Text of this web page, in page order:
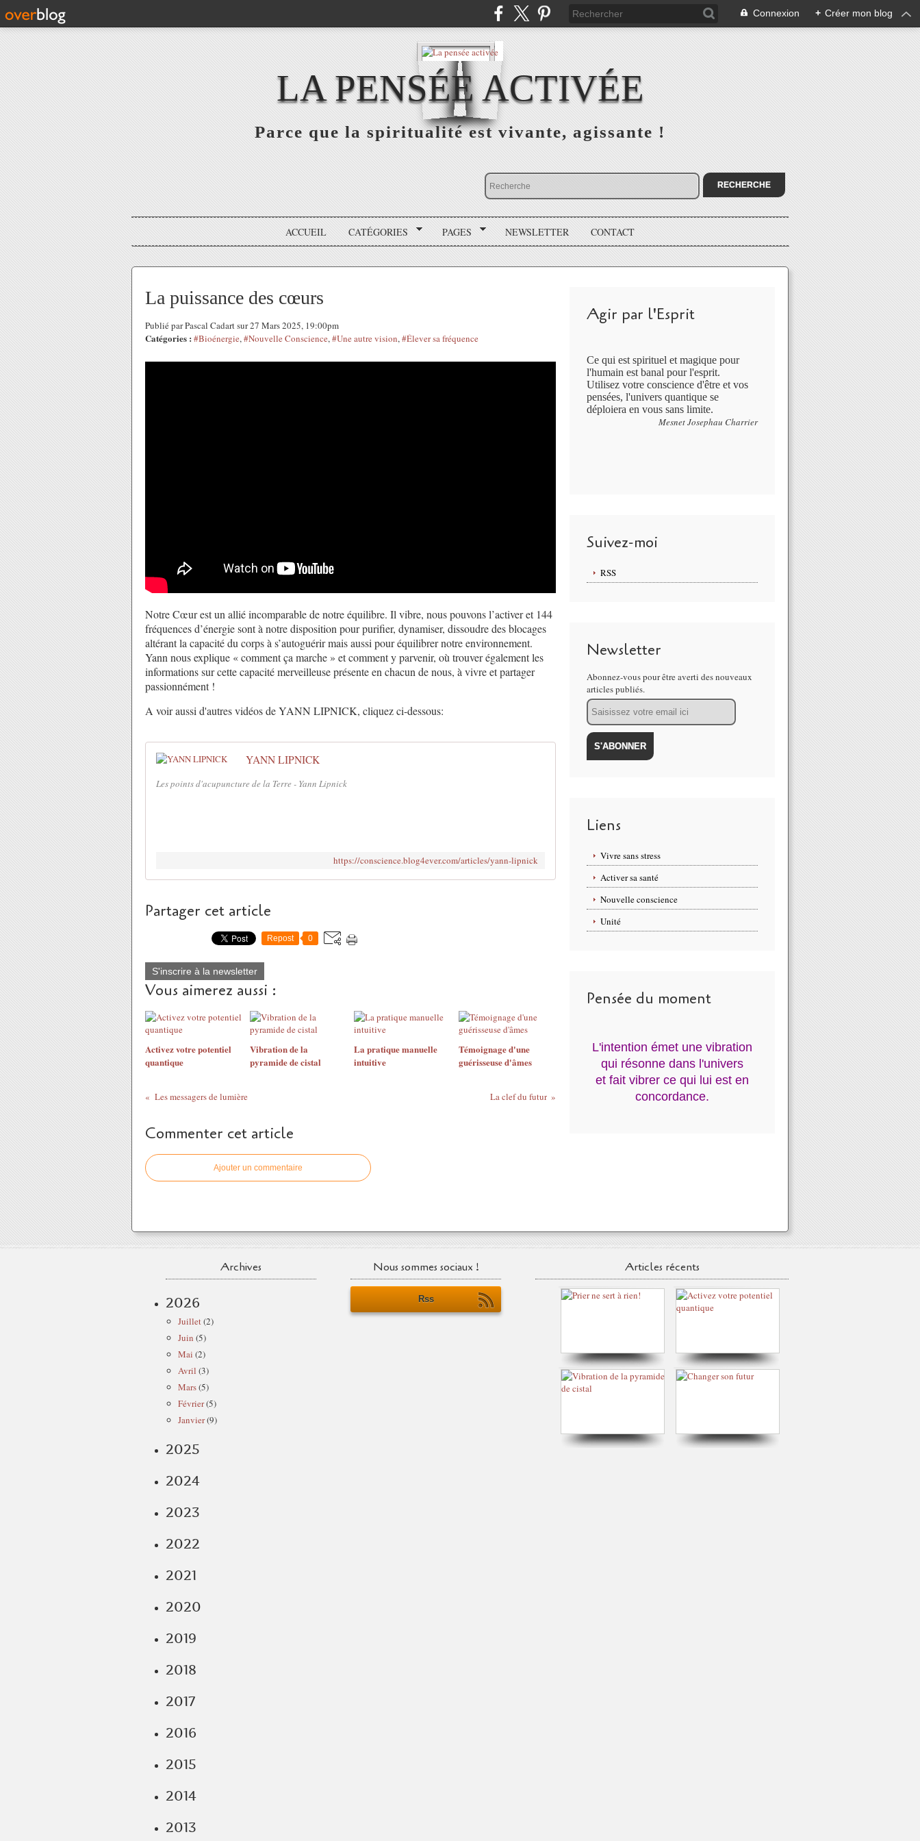
Connexion + Créer mon blog
LA PENSÉE ACTIVÉE
Parce que la spiritualité est vivante, agissante !
ACCUEIL CATÉGORIES PAGES NEWSLETTER CONTACT
La puissance des cœurs
Publié par Pascal Cadart sur 27 Mars 2025, 19:00pm
Catégories : #Bioénergie,#Nouvelle Conscience,#Une autre vision,#Élever sa fréquence
Notre Cœur est un allié incomparable de notre équilibre. Il vibre, nous pouvons l’activer et 144
fréquences d’énergie sont à notre disposition pour purifier, dynamiser, dissoudre des blocages
altérant la capacité du corps à s’autoguérir mais aussi pour équilibrer notre environnement.
Yann nous explique « comment ça marche » et comment y parvenir, où trouver également les
informations sur cette capacité merveilleuse présente en chacun de nous, à vivre et partager
passionnément !
A voir aussi d'autres vidéos de YANN LIPNICK, cliquez ci-dessous:
YANN LIPNICK
Les points d'acupuncture de la Terre - Yann Lipnick
https://conscience.blog4ever.com/articles/yann-lipnick
Partager cet article
Repost 0
S'inscrire à la newsletter
Vous aimerez aussi :
Activez votre potentiel
quantique
Vibration de la
pyramide de cistal
La pratique manuelle
intuitive
Témoignage d'une
guérisseuse d'âmes
Les messagers de lumière La clef du futur
Commenter cet article
Ajouter un commentaire
Agir par l'Esprit
Ce qui est spirituel et magique pour
l'humain est banal pour l'esprit.
Utilisez votre conscience d'être et vos
pensées, l'univers quantique se
déploiera en vous sans limite.
Mesnet Josephau Charrier
Suivez-moi
RSS
Newsletter
Abonnez-vous pour être averti des nouveaux
articles publiés.
Email
Liens
Vivre sans stress
Activer sa santé
Nouvelle conscience
Unité
Pensée du moment
L'intention émet une vibration
qui résonne dans l'univers
et fait vibrer ce qui lui est en
concordance.
Archives
2026
Juillet(2)
Juin (5)
Mai (2)
Avril (3)
Mars(5)
Février(5)
Janvier(9)
2025
2024
2023
2022
2021
2020
2019
2018
2017
2016
2015
2014
2013
Nous sommes sociaux !
Rss
Articles récents